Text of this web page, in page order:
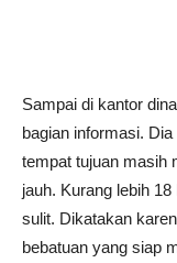
Sampai di kantor
bagian informasi.
tempat tujuan masih
jauh. Kurang lebih
sulit. Dikatakan
bebatuan yang siap